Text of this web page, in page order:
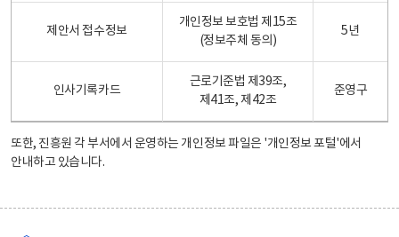
제안서 접수정보
개인정보 보호법 제15조
(정보주체 동의)
5년
인사기록카드
근로기준법 제39조,
제41조, 제42조
준영구
또한, 진흥원 각 부서에서 운영하는 개인정보 파일은 '개인정보 포털'에서
안내하고 있습니다.